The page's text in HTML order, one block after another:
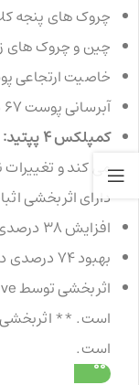
چروک های پنجه کلاغی 20 درصد کاهش
چین و چروک های زیر چشم 51
خاصیت ارتجاعی پوست 46 درصد
آبرسانی پوست 67 درصد افزایش می یابد.
کمپلکس 4 پپتید:
می کند و
دارای اثربخشی
افزایش 38 درصدی خاصیت ارتجاعی پوست
بهبود 74 درصدی در صافی
است.